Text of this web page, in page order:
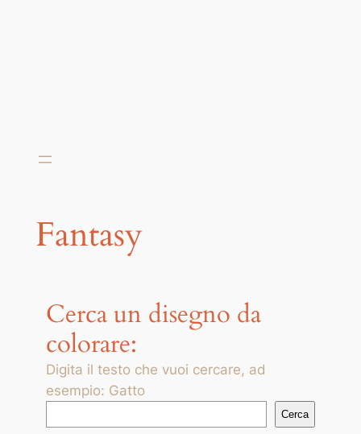
Fantasy
Cerca un disegno da
colorare:
Digita il testo che vuoi cercare, ad
esempio: Gatto
Cerca